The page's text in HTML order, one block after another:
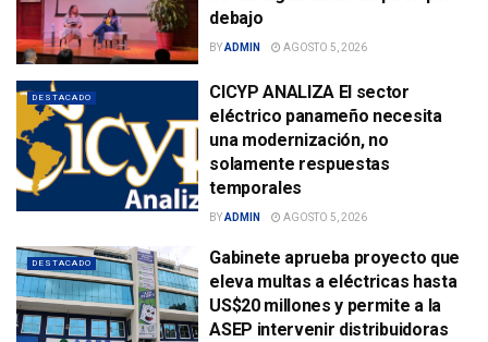
debajo
BYADMIN AGOSTO 5, 2026
DESTACADO
CICYP ANALIZA El sector
eléctrico panameño necesita
una modernización, no
solamente respuestas
temporales
BYADMIN AGOSTO 5, 2026
DESTACADO
Gabinete aprueba proyecto que
eleva multas a eléctricas hasta
US$20 millones y permite a la
ASEP intervenir distribuidoras